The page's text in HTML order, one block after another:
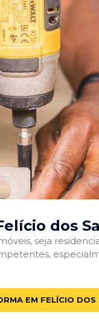
dos
seja
EM FELÍCIO DOS